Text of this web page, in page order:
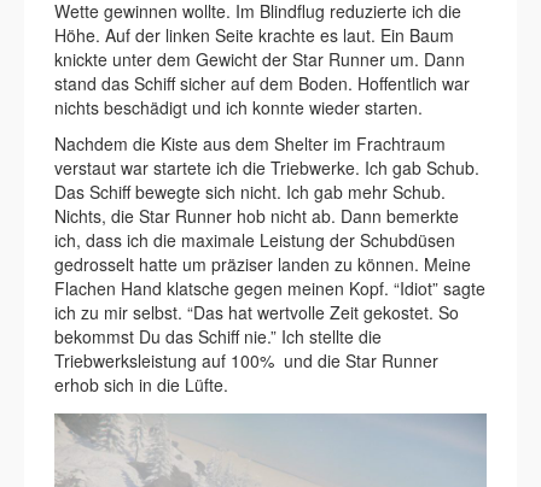
Wette gewinnen wollte. Im Blindflug reduzierte ich die
Höhe. Auf der linken Seite krachte es laut. Ein Baum
knickte unter dem Gewicht der Star Runner um. Dann
stand das Schiff sicher auf dem Boden. Hoffentlich war
nichts beschädigt und ich konnte wieder starten.
Nachdem die Kiste aus dem Shelter im Frachtraum
verstaut war startete ich die Triebwerke. Ich gab Schub.
Das Schiff bewegte sich nicht. Ich gab mehr Schub.
Nichts, die Star Runner hob nicht ab. Dann bemerkte
ich, dass ich die maximale Leistung der Schubdüsen
gedrosselt hatte um präziser landen zu können. Meine
Flachen Hand klatsche gegen meinen Kopf. “Idiot” sagte
ich zu mir selbst. “Das hat wertvolle Zeit gekostet. So
bekommst Du das Schiff nie.” Ich stellte die
Triebwerksleistung auf 100% und die Star Runner
erhob sich in die Lüfte.